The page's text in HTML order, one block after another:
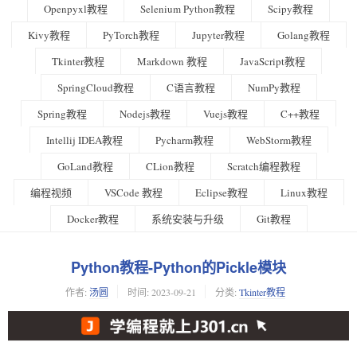
Openpyxl教程
Selenium Python教程
Scipy教程
Kivy教程
PyTorch教程 Jupyter教程
Golang教程
Tkinter教程
Markdown 教程
JavaScript教程
SpringCloud教程
C语言教程
NumPy教程
Spring教程
Nodejs教程 Vuejs教程
C++教程
Intellij IDEA教程
Pycharm教程
WebStorm教程
GoLand教程
CLion教程
Scratch编程教程
编程视频
VSCode 教程 Eclipse教程
Linux教程
Docker教程
系统安装与升级 Git教程
Python教程-Python的Pickle模块
作者: 汤圆 时间: 2023-09-21 分类: Tkinter教程